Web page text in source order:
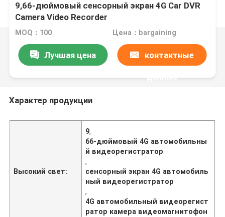
9,66-дюймовый сенсорный экран 4G Car DVR
Camera Video Recorder
MOQ：100 Цена：bargaining
Лучшая цена контактные
данные
Характер продукции
Высокий свет:
9,
66-дюймовый 4G автомобильны
й видеорегистратор
,
сенсорный экран 4G автомобиль
ный видеорегистратор
,
4G автомобильный видеорегист
ратор камера видеомагнитофон